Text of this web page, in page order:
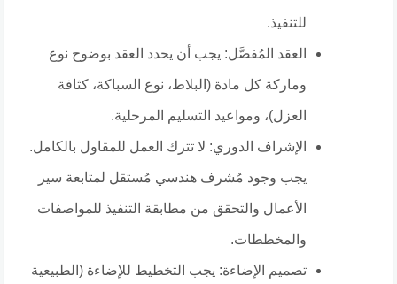
للتنفيذ.
​العقد المُفصَّل: يجب أن يحدد العقد بوضوح نوع
وماركة كل مادة (البلاط، نوع السباكة، كثافة
العزل)، ومواعيد التسليم المرحلية.
​الإشراف الدوري: لا تترك العمل للمقاول بالكامل.
يجب وجود مُشرف هندسي مُستقل لمتابعة سير
الأعمال والتحقق من مطابقة التنفيذ للمواصفات
والمخططات.
​تصميم الإضاءة: يجب التخطيط للإضاءة (الطبيعية